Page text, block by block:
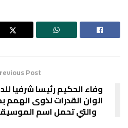
Post
وفاء الحكيم رئيسا شرفيا
الوان القدرات لذوى الهمم
والتي تحمل اسم